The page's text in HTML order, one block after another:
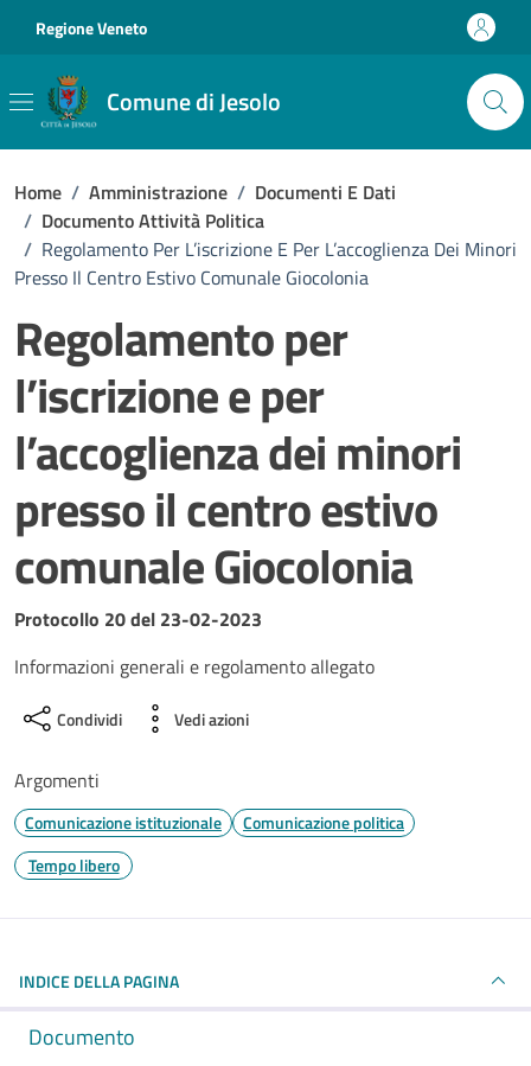
Regione Veneto
Comune di Jesolo
Home / Amministrazione / Documenti E Dati
/ Documento Attività Politica
/ Regolamento Per L’iscrizione E Per L’accoglienza Dei Minori
Presso Il Centro Estivo Comunale Giocolonia
Regolamento per
l’iscrizione e per
l’accoglienza dei minori
presso il centro estivo
comunale Giocolonia
Dettagli del documento
Protocollo 20 del 23-02-2023
Informazioni generali e regolamento allegato
Condividi Vedi azioni
Argomenti
Comunicazione istituzionale
Comunicazione politica
Tempo libero
INDICE DELLA PAGINA
Documento